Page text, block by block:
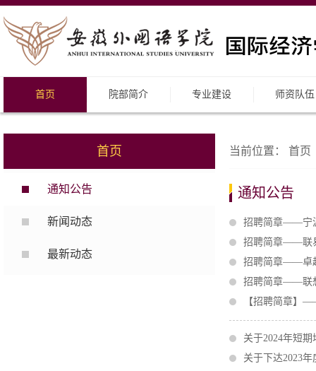
首页 院部简介 专业建设 师资队伍
首页
通知公告
新闻动态
最新动态
当前位置： 首页
通知公告
招聘简章——宁
招聘简章——联
招聘简章——卓
招聘简章——联
【招聘简章】
关于2024年短
关于下达2023